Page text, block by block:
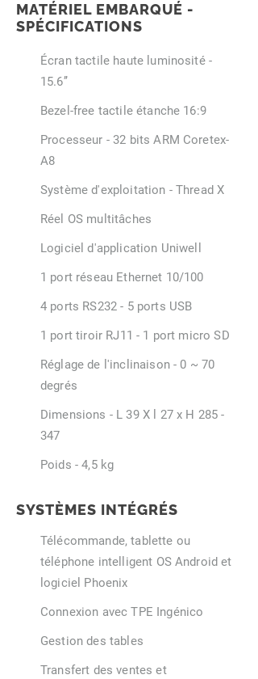
MATÉRIEL EMBARQUÉ -
SPÉCIFICATIONS
Écran tactile haute luminosité -
15.6’’
Bezel-free tactile étanche 16:9
Processeur - 32 bits ARM Coretex-
A8
Système d'exploitation - Thread X
Réel OS multitâches
Logiciel d'application Uniwell
1 port réseau Ethernet 10/100
4 ports RS232 - 5 ports USB
1 port tiroir RJ11 - 1 port micro SD
Réglage de l'inclinaison - 0 ~ 70
degrés
Dimensions - L 39 X l 27 x H 285 -
347
Poids - 4,5 kg
SYSTÈMES INTÉGRÉS
Télécommande, tablette ou
téléphone intelligent OS Android et
logiciel Phoenix
Connexion avec TPE Ingénico
Gestion des tables
Transfert des ventes et